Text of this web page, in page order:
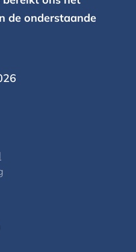
de onderstaande